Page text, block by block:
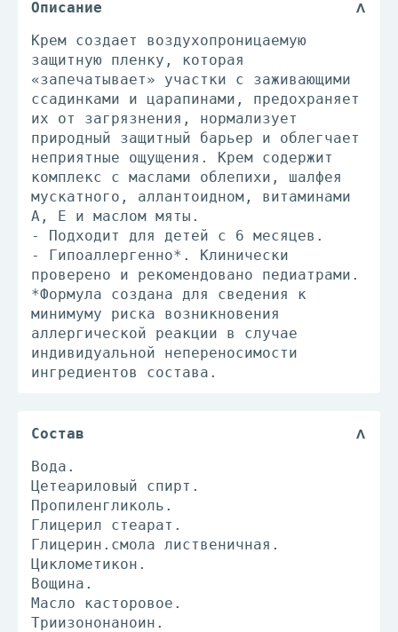
Описание
Крем создает воздухопроницаемую
защитную пленку, которая
«запечатывает» участки с заживающими
ссадинками и царапинами, предохраняет
их от загрязнения, нормализует
природный защитный барьер и облегчает
неприятные ощущения. Крем содержит
комплекс с маслами облепихи, шалфея
мускатного, аллантоидном, витаминами
А, Е и маслом мяты.
- Подходит для детей с 6 месяцев.
- Гипоаллергенно*. Клинически
проверено и рекомендовано педиатрами.
*Формула создана для сведения к
минимуму риска возникновения
аллергической реакции в случае
индивидуальной непереносимости
ингредиентов состава.
Состав
Вода.
Цетеариловый спирт.
Пропиленгликоль.
Глицерил стеарат.
Глицерин.смола лиственичная.
Циклометикон.
Вощина.
Масло касторовое.
Триизононаноин.